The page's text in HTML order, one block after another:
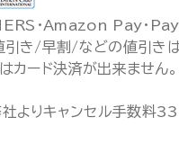
・Amazon Pay・
き/早割/などの値引きは
カード決済が出来ません
社よりキャンセル手数料